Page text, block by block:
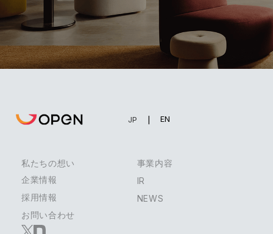
EN
JP
私たちの想い
事業内容
企業情報
IR
採用情報
NEWS
お問い合わせ